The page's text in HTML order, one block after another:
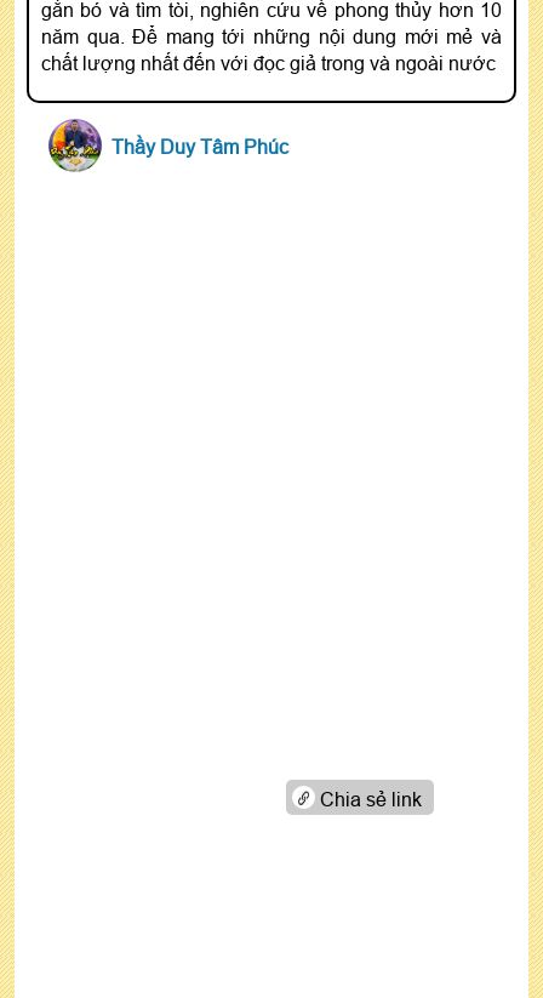
gắn bó và tìm tòi, nghiên cứu về phong thủy hơn 10
năm qua. Để mang tới những nội dung mới mẻ và
chất lượng nhất đến với đọc giả trong và ngoài nước
Thầy Duy Tâm Phúc
Chia sẻ link